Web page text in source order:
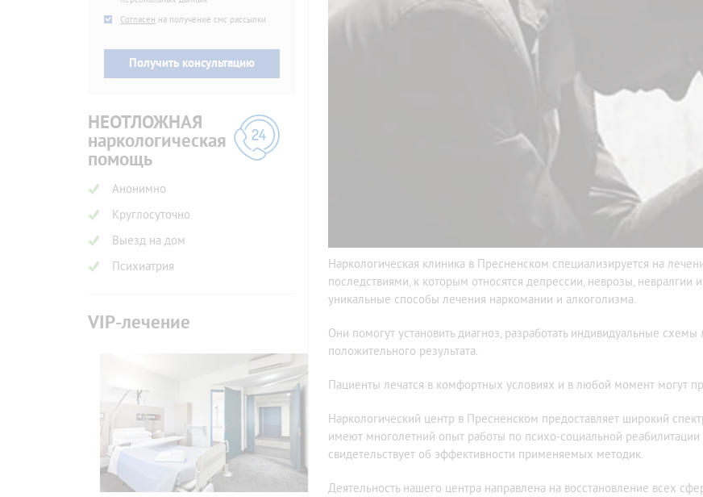
Наркологическая клиника в Пресненском специализируется на
последствиями, к которым относятся депрессии, неврозы, невралгии
уникальные способы лечения наркомании и алкоголизма.
Они помогут установить диагноз, разработать индивидуальные
положительного результата.
Пациенты лечатся в комфортных условиях и в любой момент могут
Наркологический центр в Пресненском предоставляет широкий
имеют многолетний опыт работы по психо-социальной реабилитации
свидетельствует об эффективности применяемых методик.
Деятельность нашего центра направлена на восстановление всех
SMS
Согласен на получение смс рассылки
НЕОТЛОЖНАЯ
наркологическая
помощь
Анонимно
Круглосуточно
Выезд на дом
Психиатрия
VIP-лечение